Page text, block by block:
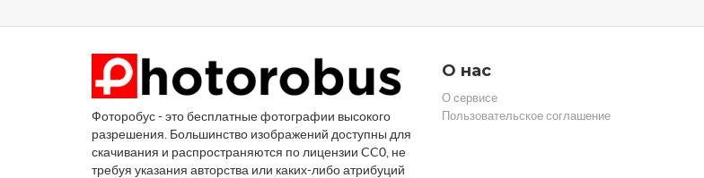
Фоторобус - это бесплатные фотографии высокого
разрешения. Большинство изображений доступны для
скачивания и распространяются по лицензии CC0, не
требуя указания авторства или каких-либо атрибуций
О нас
О сервисе
Пользовательское соглашение